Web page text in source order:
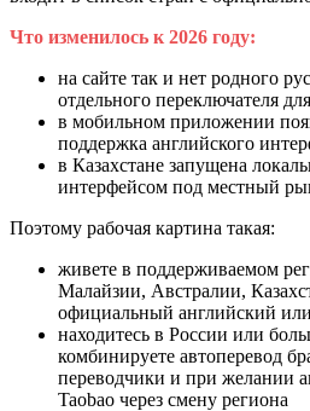
Что изменилось к 2026 году:
на сайте так и нет родного
отдельного переключателя
в мобильном приложении
поддержка английского
в Казахстане запущена
интерфейсом под местный
Поэтому рабочая картина такая:
живете в поддерживаемом
Малайзии, Австралии,
официальный английский
находитесь в России или
комбинируете автоперевод
переводчики и при желании
Taobao через смену региона